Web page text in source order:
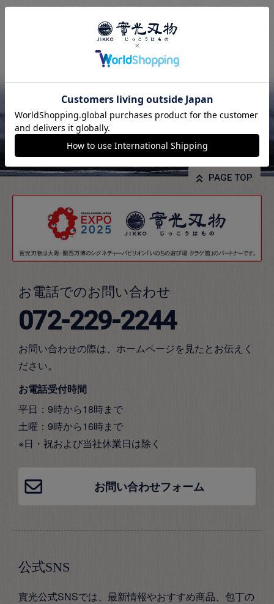
PAGE TOP
お電話でのお問い合わせ
072-229-2244
お問い合わせの際は、ホームページを見たとお伝えく
ださい。
お電話受付時間
平日：9時から18時まで
土曜：9時から16時まで
※日・祝および当社休業日は除く
お問い合わせフォーム
公式SNS
實光公式SNSでは、最新情報やおすすめ商品、包丁の